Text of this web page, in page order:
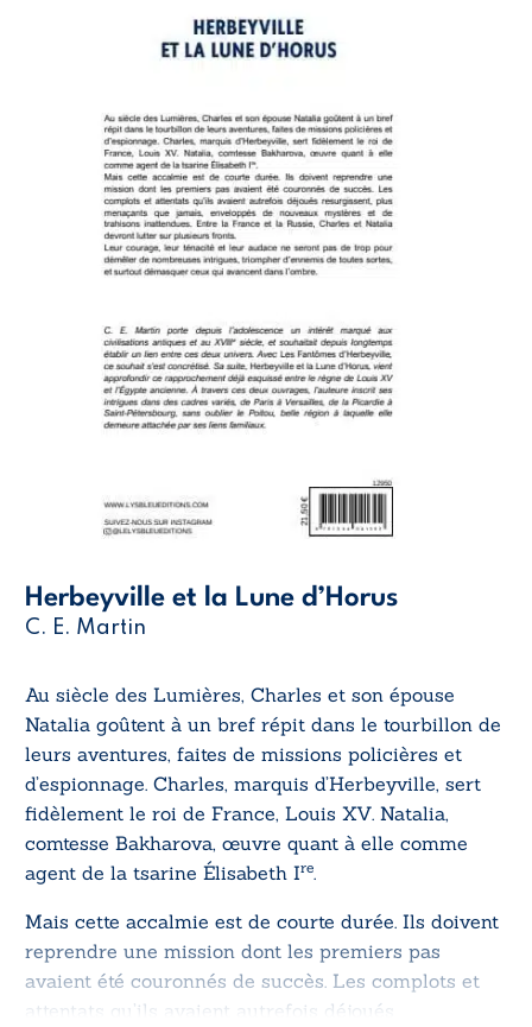
Herbeyville et la Lune d’Horus
C. E. Martin
Au siècle des Lumières, Charles et son épouse
Natalia goûtent à un bref répit dans le tourbillon de
leurs aventures, faites de missions policières et
d’espionnage. Charles, marquis d’Herbeyville, sert
fidèlement le roi de France, Louis XV. Natalia,
comtesse Bakharova, œuvre quant à elle comme
agent de la tsarine Élisabeth Ire.
Mais cette accalmie est de courte durée. Ils doivent
reprendre une mission dont les premiers pas
avaient été couronnés de succès. Les complots et
attentats qu’ils avaient autrefois déjoués